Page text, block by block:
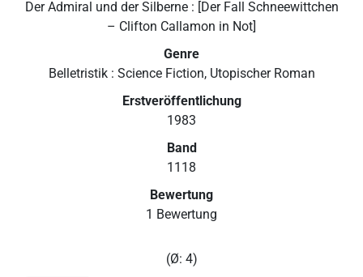
Der Admiral und der Silberne : [Der Fall Schneewittchen
– Clifton Callamon in Not]
Genre
Belletristik : Science Fiction, Utopischer Roman
Erstveröffentlichung
1983
Band
1118
Bewertung
1 Bewertung
(Ø: 4)